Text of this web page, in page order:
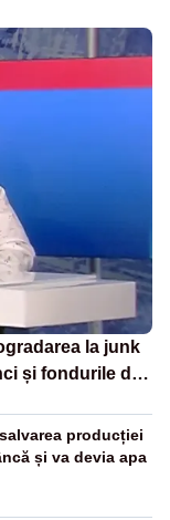
la junk
și fondurile de
producției
și va devia apa